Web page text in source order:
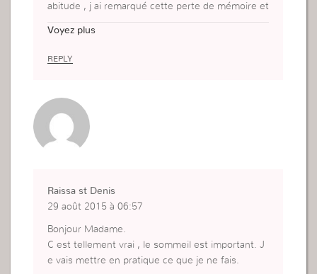
abitude , j ai remarqué cette perte de mémoire et
Merci
Voyez plus
REPLY
Raissa st Denis
29 août 2015 à 06:57
Bonjour Madame.
C est tellement vrai , le sommeil est important. J
e vais mettre en pratique ce que je ne fais.